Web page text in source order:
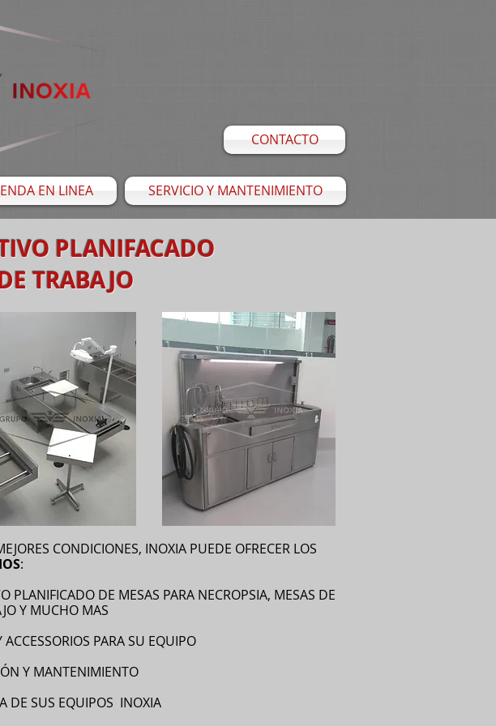
CONTACTO
EN LINEA SERVICIO Y MANTENIMIENTO
PLANIFACADO
TRABAJO
CONDICIONES, INOXIA PUEDE OFRECER LOS
:
DE MESAS PARA NECROPSIA, MESAS DE
Y MUCHO MAS
PARA SU EQUIPO
Y MANTENIMIENTO
DE SUS EQUIPOS INOXIA